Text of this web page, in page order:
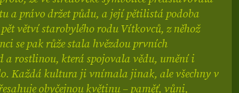
a právo držet půdu, a její pětilistá podoba
větví starobylého rodu Vítkovců, z něhož
se pak růže stala hvězdou prvních
a rostlinou, která spojovala vědu, umění i
Každá kultura ji vnímala jinak, ale všechny v
obyčejnou květinu – paměť, vůni,